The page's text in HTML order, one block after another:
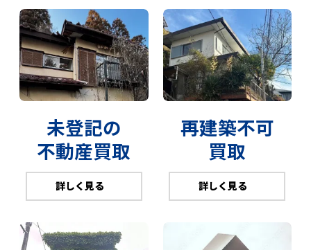
未登記の
不動産買取
詳しく見る
再建築不可
買取
詳しく見る